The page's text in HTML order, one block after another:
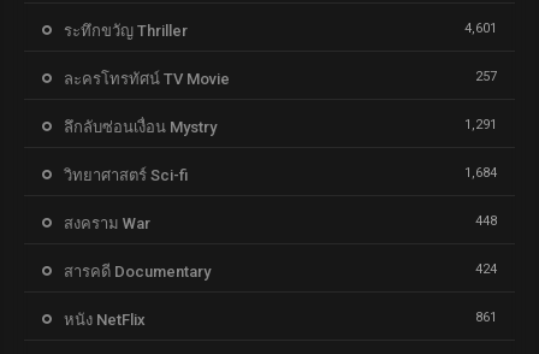
ระทึกขวัญ Thriller 4,601
ละครโทรทัศน์ TV Movie 257
ลึกลับซ่อนเงื่อน Mystry 1,291
วิทยาศาสตร์ Sci-fi 1,684
สงคราม War 448
สารคดี Documentary 424
หนัง NetFlix 861